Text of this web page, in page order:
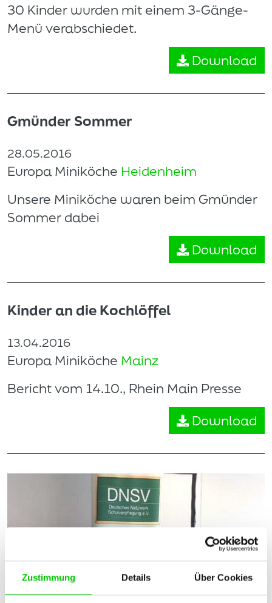
Zustimmung Details Über Cookies
30 Kinder wurden mit einem 3-Gänge-
Menü verabschiedet.
Download
Gmünder Sommer
28.05.2016
Europa Miniköche Heidenheim
Unsere Miniköche waren beim Gmünder
Sommer dabei
Download
Kinder an die Kochlöffel
13.04.2016
Europa Miniköche Mainz
Bericht vom 14.10., Rhein Main Presse
Download